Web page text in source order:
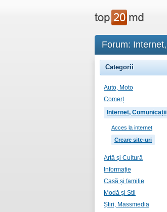
Forum:
Categorii
Auto, Moto
Comerț
Internet, Comunicații
Acces la internet
Creare site-uri
Artă și Cultură
Informație
Casă și familie
Modă și Stil
Știri, Massmedia